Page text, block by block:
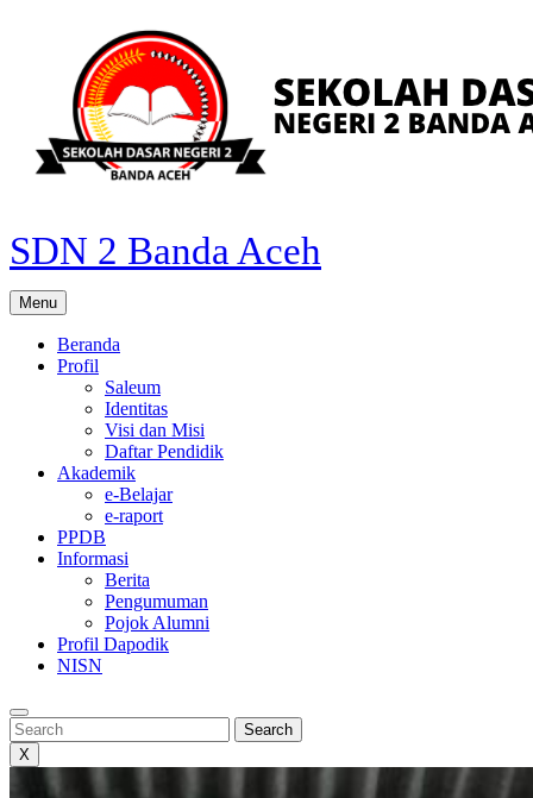
SDN 2 Banda Aceh
Menu
Beranda
Profil
Saleum
Identitas
Visi dan Misi
Daftar Pendidik
Akademik
e-Belajar
e-raport
PPDB
Informasi
Berita
Pengumuman
Pojok Alumni
Profil Dapodik
NISN
Search
Search
X